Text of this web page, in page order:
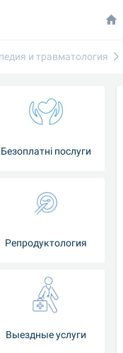
и травматология
Безоплатні послуги
Репродуктология
Выездные услуги